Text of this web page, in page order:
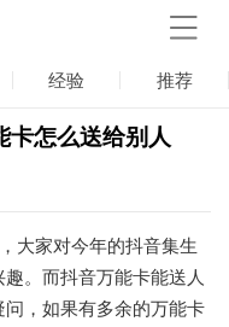
经验 推荐
卡怎么送给别人
家对今年的抖音集生
。而抖音万能卡能送人
，如果有多余的万能卡